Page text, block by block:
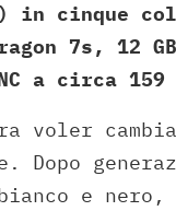
in cinque
7s, 12
a circa 159
voler
Dopo
e nero,